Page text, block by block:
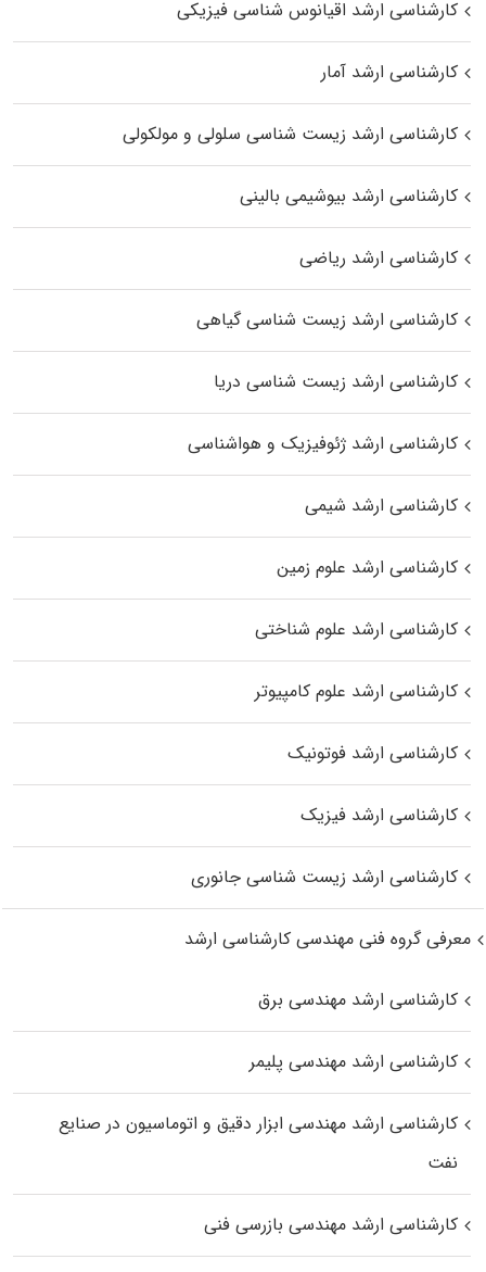
کارشناسی ارشد اقیانوس‌ شناسی فیزیکی
کارشناسی ارشد آمار
کارشناسی ارشد زیست شناسی سلولی و مولکولی
کارشناسی ارشد بیوشیمی بالینی
کارشناسی ارشد ریاضی
کارشناسی ارشد زیست‌ شناسی گیاهی
کارشناسی ارشد زیست‌ شناسی دریا
کارشناسی ارشد ژئوفیزیک و هواشناسی
کارشناسی ارشد شیمی
کارشناسی ارشد علوم زمین
کارشناسی ارشد علوم شناختی
کارشناسی ارشد علوم کامپیوتر
کارشناسی ارشد فوتونیک
کارشناسی ارشد فیزیک
کارشناسی ارشد زیست‌ شناسی جانوری
معرفی گروه فنی مهندسی کارشناسی ارشد
کارشناسی ارشد مهندسی برق
کارشناسی ارشد مهندسی پلیمر
کارشناسی ارشد مهندسی ابزار دقیق و اتوماسیون در صنایع
نفت
کارشناسی ارشد مهندسی بازرسی فنی